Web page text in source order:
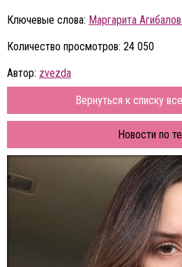
Ключевые слова: Маргарита
Количество просмотров: 24 050
Автор: zvezda
Вернуться к списку
Новости по